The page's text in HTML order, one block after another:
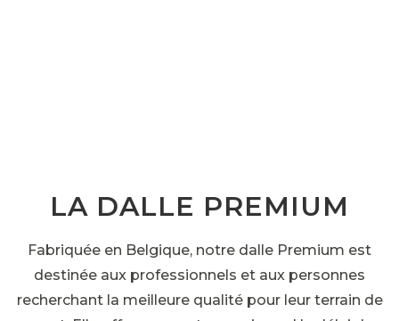
LA DALLE PREMIUM
Fabriquée en Belgique, notre dalle Premium est
destinée aux professionnels et aux personnes
recherchant la meilleure qualité pour leur terrain de